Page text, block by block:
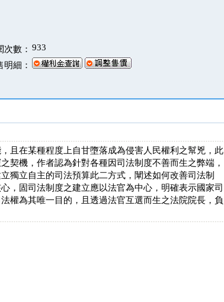
次數： 933
明細：
且在某種程度上自甘墮落成為侵害人民權利之幫兇，此
契機，作者認為針對各種因司法制度不善而生之弊端，
獨立自主的司法預算此二方式，闡述如何改善司法制
，固司法制度之建立應以法官為中心，明確表示國家司
權為其唯一目的，且透過法官互選而生之法院院長，負